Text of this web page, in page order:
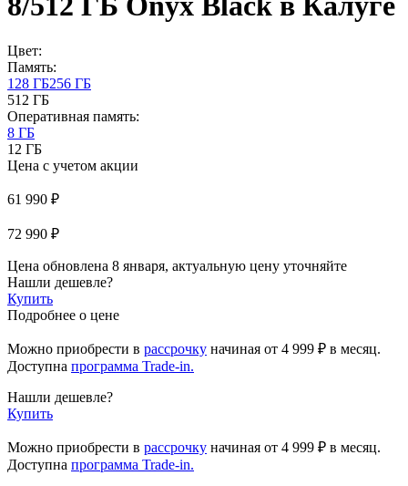
Цвет:
Память:
128 ГБ256 ГБ
512 ГБ
Оперативная память:
8 ГБ
12 ГБ
Цена с учетом акции
61 990 ₽
72 990 ₽
Цена обновлена 8 января, актуальную цену уточняйте
Нашли дешевле?
Купить
Подробнее о цене
Можно приобрести в рассрочку начиная от 4 999 ₽ в месяц.
Доступна программа Trade-in.
Нашли дешевле?
Купить
Можно приобрести в рассрочку начиная от 4 999 ₽ в месяц.
Доступна программа Trade-in.